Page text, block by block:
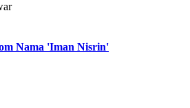
Nama 'Iman Nisrin'